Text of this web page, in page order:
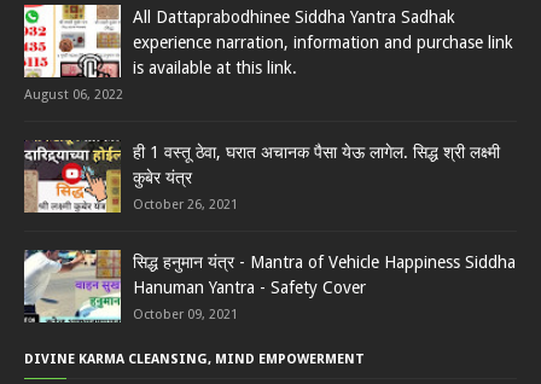
All Dattaprabodhinee Siddha Yantra Sadhak
experience narration, information and purchase link
is available at this link.
August 06, 2022
ही 1 वस्तू ठेवा, घरात अचानक पैसा येऊ लागेल. सिद्ध श्री लक्ष्मी
कुबेर यंत्र
October 26, 2021
सिद्ध हनुमान यंत्र - Mantra of Vehicle Happiness Siddha
Hanuman Yantra - Safety Cover
October 09, 2021
DIVINE KARMA CLEANSING, MIND EMPOWERMENT